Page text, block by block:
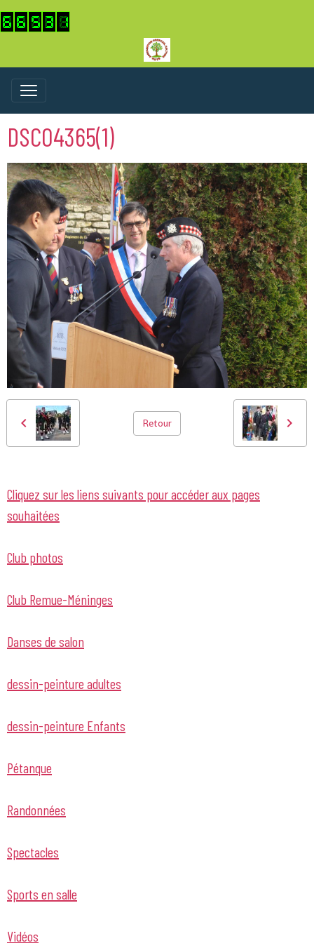
DSC04365(1)
Retour
Cliquez sur les liens suivants pour accéder aux pages
souhaitées
Club photos
Club Remue-Méninges
Danses de salon
dessin-peinture adultes
dessin-peinture Enfants
Pétanque
Randonnées
Spectacles
Sports en salle
Vidéos